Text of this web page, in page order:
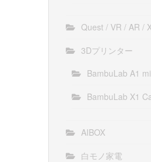
Quest / VR / AR /
3Dプリンター
BambuLab A1
BambuLab X1
AIBOX
白モノ家電